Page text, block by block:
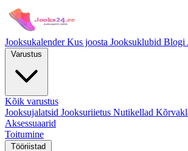
JooksukalenderKus joosta Jooksuklubid Blogi
Kõik varustus
Jooksujalatsid Jooksuriietus Nutikellad
Aksessuaarid
Toitumine